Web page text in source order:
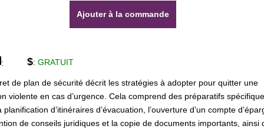
Ajouter à la commande
: $: GRATUIT
de plan de sécurité décrit les stratégies à adopter pour quitter une
violente en cas d’urgence. Cela comprend des préparatifs
planification d’itinéraires d’évacuation, l’ouverture d’un compte
de conseils juridiques et la copie de documents importants, ainsi